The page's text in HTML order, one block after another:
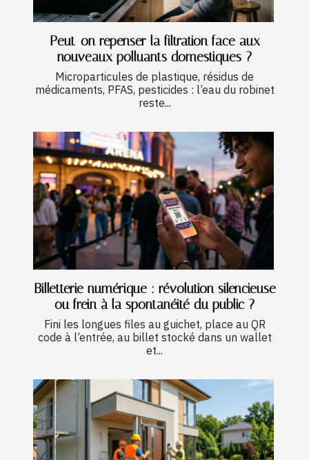
Peut-on repenser la filtration face aux
nouveaux polluants domestiques ?
Microparticules de plastique, résidus de
médicaments, PFAS, pesticides : l’eau du robinet
reste...
Billetterie numérique : révolution silencieuse
ou frein à la spontanéité du public ?
Fini les longues files au guichet, place au QR
code à l’entrée, au billet stocké dans un wallet
et...